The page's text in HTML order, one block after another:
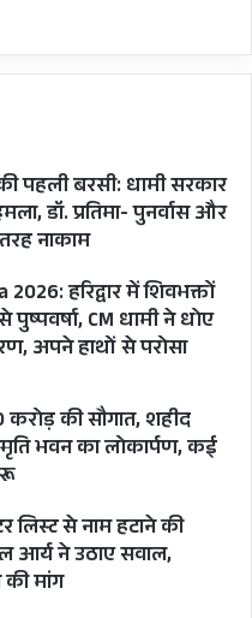
पहली बरसी: धामी सरकार
डॉ. प्रतिमा- पुनर्वास और
नाकाम
हरिद्वार में शिवभक्तों
पुष्पवर्षा, CM धामी ने धोए
अपने हाथों से परोसा
करोड़ की सौगात, शहीद
भवन का लोकार्पण, कई
लिस्ट से नाम हटाने की
आर्य ने उठाए सवाल,
मांग